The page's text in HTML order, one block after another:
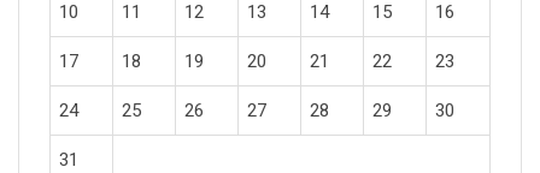
10 11 12 13 14 15 16
17 18 19 20 21 22 23
24 25 26 27 28 29 30
31